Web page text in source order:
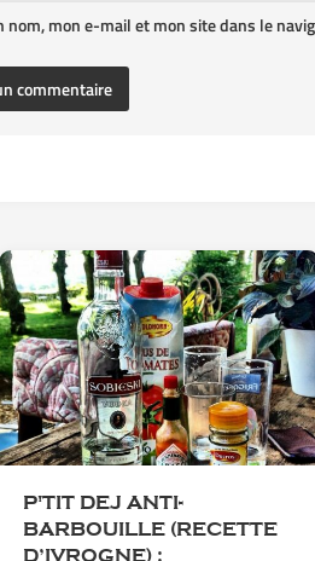
nom, mon e-mail et mon site dans le
P'TIT DEJ ANTI-
BARBOUILLE (RECETTE
D’IVROGNE) :